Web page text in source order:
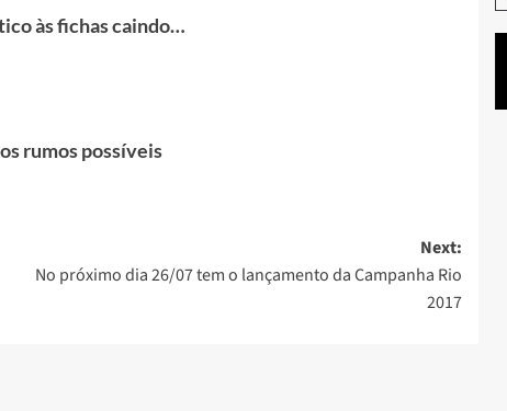
às fichas caindo…
rumos possíveis
Next:
No próximo dia 26/07 tem o lançamento da Campanha Rio
2017